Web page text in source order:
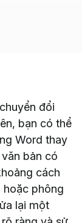
đổi
bạn có thể
Word thay
bản có
cách
hoặc phông
lại một